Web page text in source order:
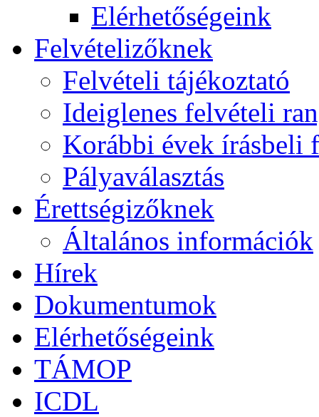
Elérhetőségeink
Felvételizőknek
Felvételi tájékoztató
Ideiglenes felvételi
Korábbi évek írásbeli
Pályaválasztás
Érettségizőknek
Általános információk
Hírek
Dokumentumok
Elérhetőségeink
TÁMOP
ICDL